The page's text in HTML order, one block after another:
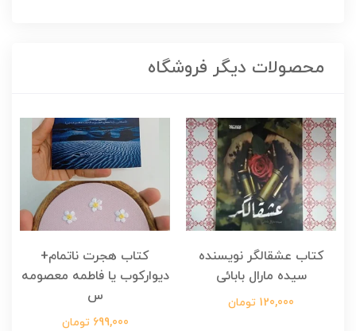
محصولات دیگر فروشگاه
کتاب عشقالگر نویسنده
سیده مارال بابائی
120,000 تومان
کتاب هجرت ناتمام+
دیوارکوب یا فاطمه معصومه
س
699,000 تومان